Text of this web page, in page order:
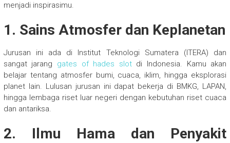
menjadi inspirasimu.
1. Sains Atmosfer dan Keplanetan
Jurusan ini ada di Institut Teknologi Sumatera (ITERA) dan
sangat jarang gates of hades slotdi Indonesia. Kamu akan
belajar tentang atmosfer bumi, cuaca, iklim, hingga eksplorasi
planet lain. Lulusan jurusan ini dapat bekerja di BMKG, LAPAN,
hingga lembaga riset luar negeri dengan kebutuhan riset cuaca
dan antariksa.
2. Ilmu Hama dan Penyakit